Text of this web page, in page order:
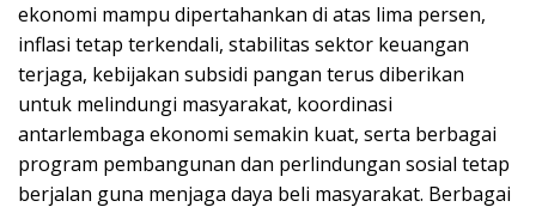
ekonomi mampu dipertahankan di atas lima persen,
inflasi tetap terkendali, stabilitas sektor keuangan
terjaga, kebijakan subsidi pangan terus diberikan
untuk melindungi masyarakat, koordinasi
antarlembaga ekonomi semakin kuat, serta berbagai
program pembangunan dan perlindungan sosial tetap
berjalan guna menjaga daya beli masyarakat. Berbagai